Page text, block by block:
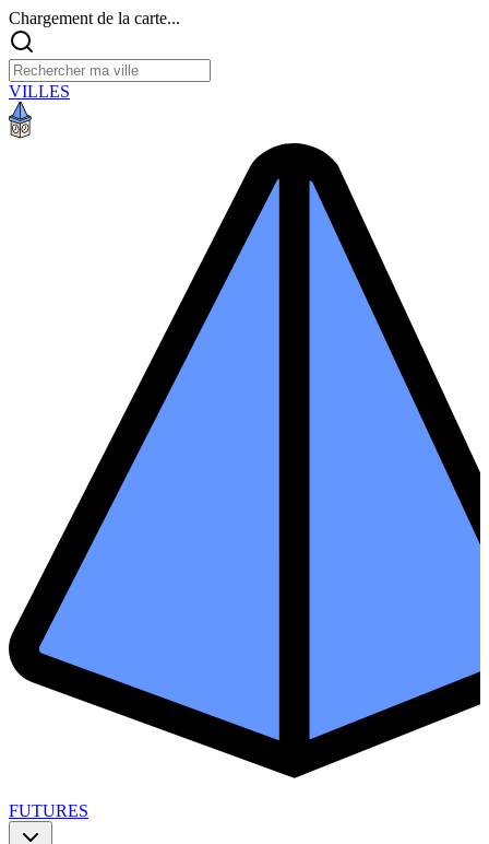
Chargement de la carte...
VILLES
FUTURES